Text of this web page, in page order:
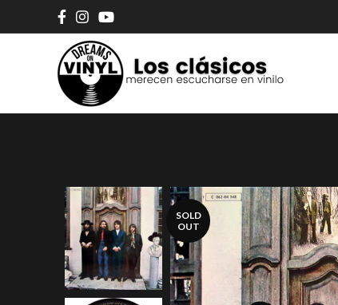
SOLD
OUT